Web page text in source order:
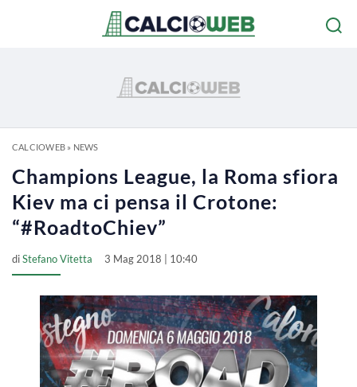
CALCIOWEB» NEWS
Champions League, la Roma sfiora
Kiev ma ci pensa il Crotone:
“#RoadtoChiev”
diStefano Vitetta 3 Mag 2018 | 10:40